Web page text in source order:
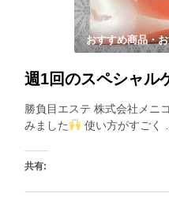
おすすめ商品・
勝負目エステ 株式会社メニ
みました
使い方がすごく …
共有: